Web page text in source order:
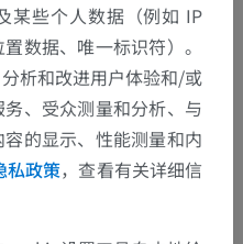
某些个人数据（例如 IP
数据、唯一标识符）。
析和改进用户体验和/或
、受众测量和分析、与
的显示、性能测量和内
私政策，查看有关详细信